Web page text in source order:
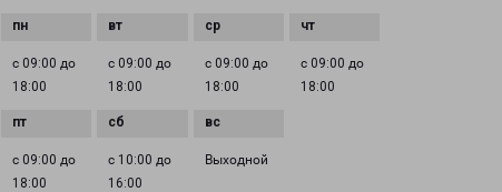
с 09:00 до
18:00
с 09:00 до
18:00
с 09:00 до
18:00
с 09:00 до
18:00
с 09:00 до
18:00
с 10:00 до
16:00
Выходной